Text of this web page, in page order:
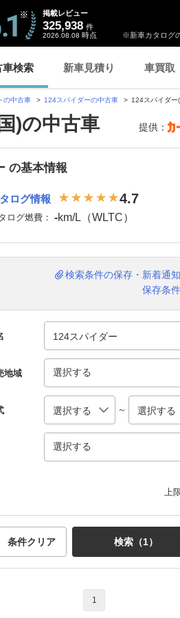
※新車カタログ
掲載レビュー
325,938 件
2026.08.08 時点
車検索 新車見積り 車買取
の中古車 124スパイダーの中古車 124スパイダー
)の中古車 提供：
の基本情報
ログ情報 4.7
ログ燃費： -km/L（WLTC）
検索条件の保存・新着通
保存条
地域 選択する
～
選択する
上
条件クリア 検索（1）
1